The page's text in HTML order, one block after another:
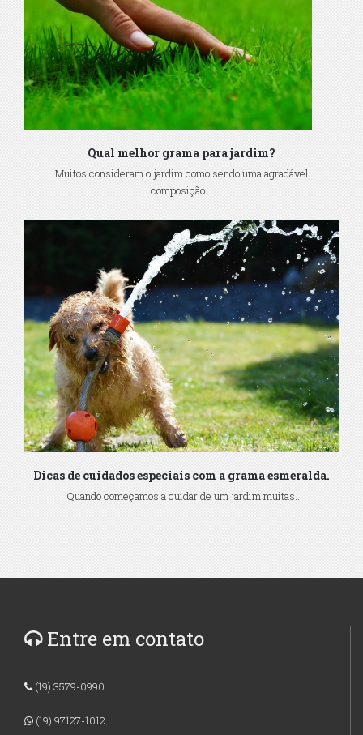
Qual melhor grama para jardim?
Muitos consideram o jardim como sendo uma agradável
composição...
Dicas de cuidados especiais com a grama esmeralda.
Quando começamos a cuidar de um jardim muitas...
Entre em contato
(19) 3579-0990
(19) 97127-1012